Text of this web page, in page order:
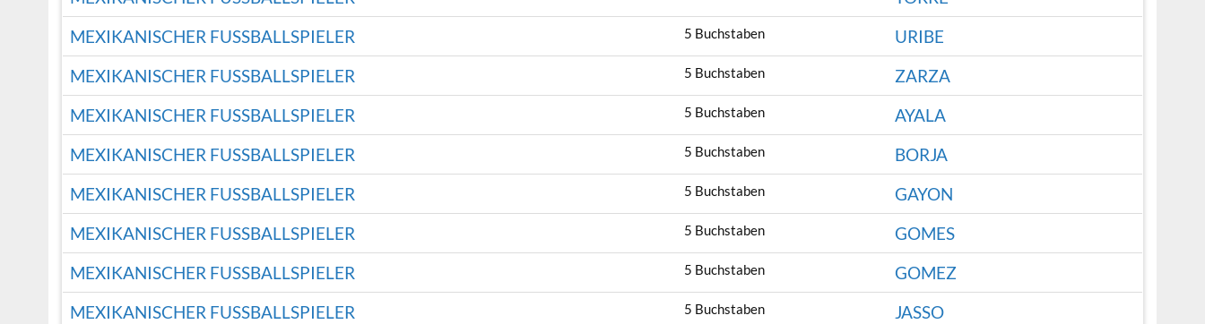
MEXIKANISCHER FUSSBALLSPIELER
5 Buchstaben
URIBE
MEXIKANISCHER FUSSBALLSPIELER
5 Buchstaben
ZARZA
MEXIKANISCHER FUSSBALLSPIELER
5 Buchstaben
AYALA
MEXIKANISCHER FUSSBALLSPIELER
5 Buchstaben
BORJA
MEXIKANISCHER FUSSBALLSPIELER
5 Buchstaben
GAYON
MEXIKANISCHER FUSSBALLSPIELER
5 Buchstaben
GOMES
MEXIKANISCHER FUSSBALLSPIELER
5 Buchstaben
GOMEZ
MEXIKANISCHER FUSSBALLSPIELER
5 Buchstaben
JASSO